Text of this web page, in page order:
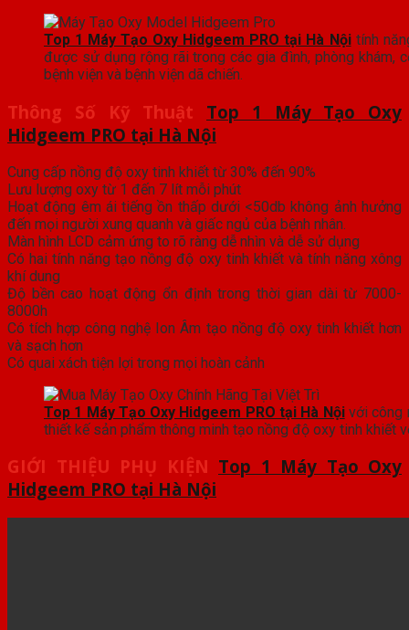
Top 1 Máy Tạo Oxy Hidgeem PRO tại Hà Nộitính
được sử dụng rộng rãi trong các gia đình, phòng khám,
bệnh viện và bệnh viện dã chiến.
Thông Số Kỹ Thuật Top 1 Máy Tạo Oxy
Hidgeem PRO tại Hà Nội
Cung cấp nồng độ oxy tinh khiết từ 30% đến 90%
Lưu lượng oxy từ 1 đến 7 lít mỗi phút
Hoạt động êm ái tiếng ồn thấp dưới <50db không ảnh hưởng
đến mọi người xung quanh và giấc ngủ của bệnh nhân.
Màn hình LCD cảm ứng to rõ ràng dễ nhìn và dễ sử dụng
Có hai tính năng tạo nồng độ oxy tinh khiết và tính năng xông
khí dung
Độ bền cao hoạt động ổn định trong thời gian dài từ 7000-
8000h
Có tích hợp công nghệ Ion Âm tạo nồng độ oxy tinh khiết hơn
và sạch hơn
Có quai xách tiện lợi trong mọi hoàn cảnh
Top 1 Máy Tạo Oxy Hidgeem PRO tại Hà Nội với công
thiết kế sản phẩm thông minh tạo nồng độ oxy tinh khiết
GIỚI THIỆU PHỤ KIỆN Top 1 Máy Tạo Oxy
Hidgeem PRO tại Hà Nội